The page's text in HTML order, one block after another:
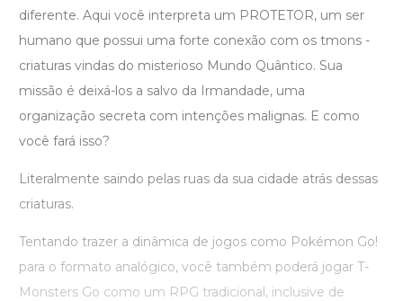
diferente. Aqui você interpreta um PROTETOR, um ser
humano que possui uma forte conexão com os tmons -
criaturas vindas do misterioso Mundo Quântico. Sua
missão é deixá-los a salvo da Irmandade, uma
organização secreta com intenções malignas. E como
você fará isso?
Literalmente saindo pelas ruas da sua cidade atrás dessas
criaturas.
Tentando trazer a dinâmica de jogos como Pokémon Go!
para o formato analógico, você também poderá jogar T-
Monsters Go como um RPG tradicional, inclusive de